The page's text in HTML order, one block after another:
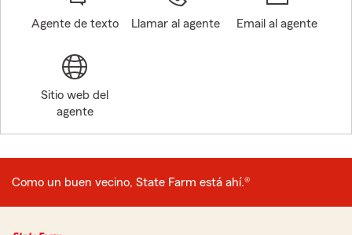
Agente de texto Llamar al agente Email al agente
Sitio web del
agente
Como un buen vecino, State Farm está ahí.®